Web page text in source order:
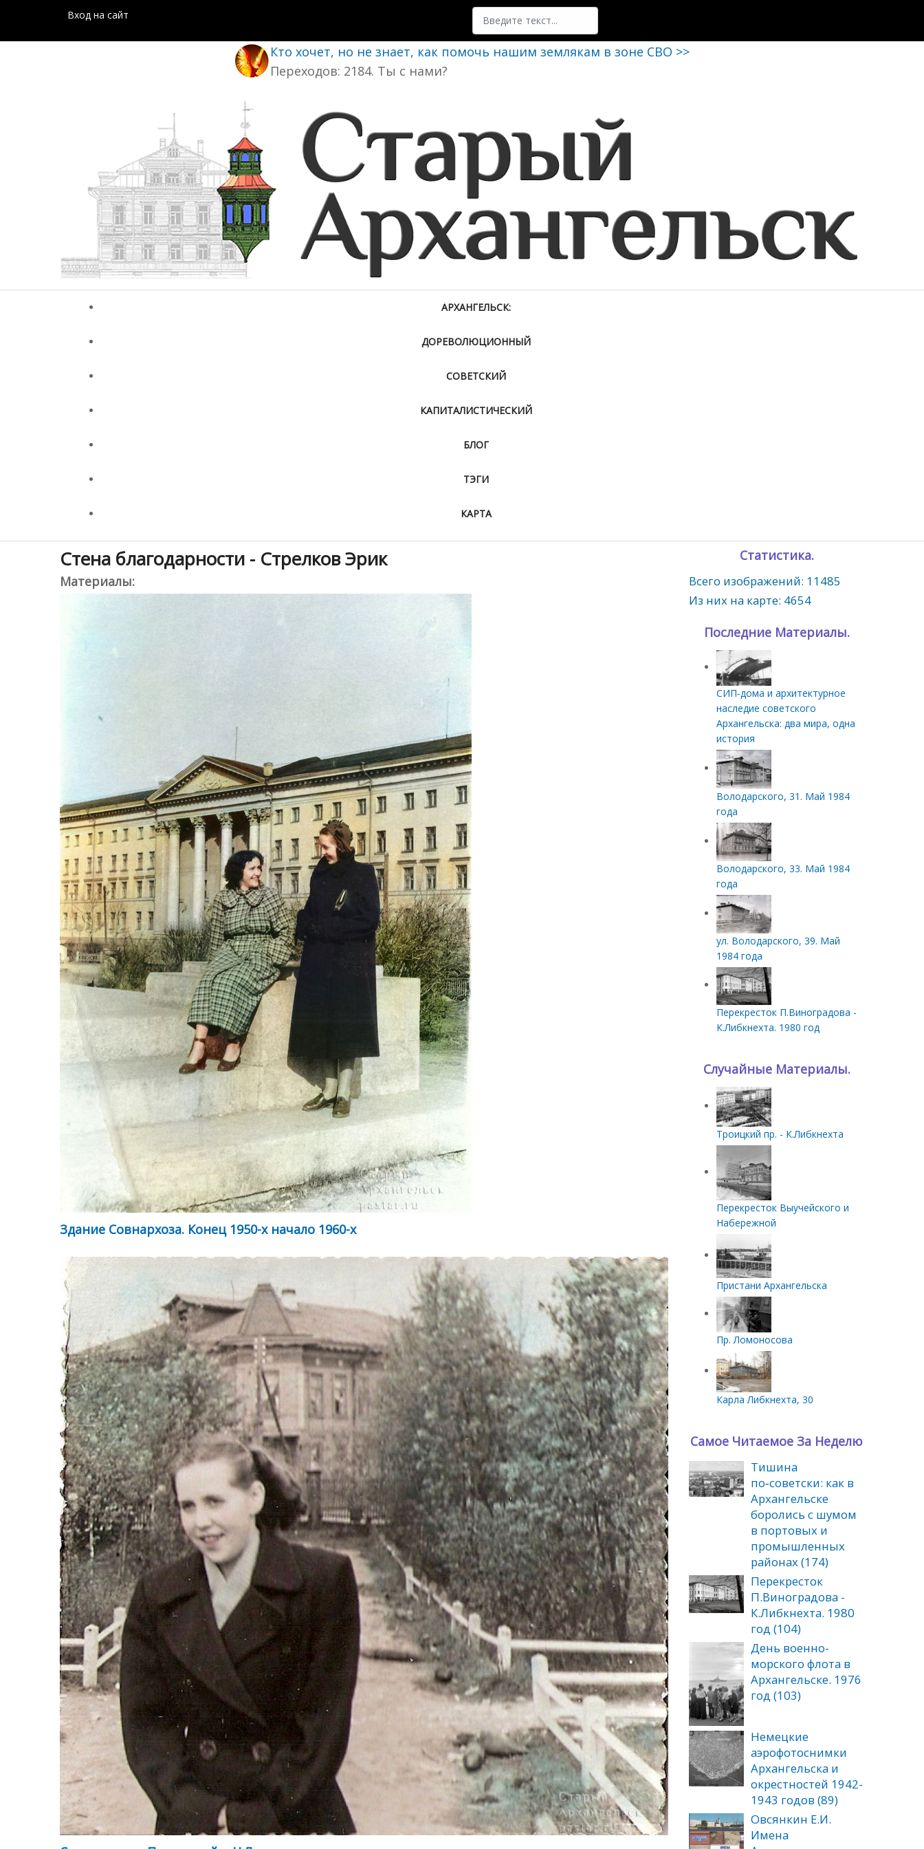
Вход на сайт Поиск
Кто хочет, но не знает, как помочь нашим землякам в зоне СВО >>
Переходов: 2184. Ты с нами?
АРХАНГЕЛЬСК:
ДОРЕВОЛЮЦИОННЫЙ
СОВЕТСКИЙ
КАПИТАЛИСТИЧЕСКИЙ
БЛОГ
ТЭГИ
КАРТА
Стена благодарности - Стрелков Эрик
Материалы:
Здание Совнархоза. Конец 1950-х начало 1960-х
Статистика.
Всего изображений: 11485
Из них на карте: 4654
Последние Материалы.
СИП‑дома и архитектурное
наследие советского
Архангельска: два мира, одна
история
Володарского, 31. Май 1984
года
Володарского, 33. Май 1984
года
ул. Володарского, 39. Май
1984 года
Перекресток П.Виноградова -
К.Либкнехта. 1980 год
Случайные Материалы.
Троицкий пр. - К.Либкнехта
Перекресток Выучейского и
Набережной
Пристани Архангельска
Пр. Ломоносова
Карла Либкнехта, 30
Самое Читаемое За Неделю
Тишина
по‑советски: как в
Архангельске
боролись с шумом
в портовых и
промышленных
районах (174)
Перекресток
П.Виноградова -
К.Либкнехта. 1980
год (104)
День военно-
морского флота в
Архангельске. 1976
год (103)
Немецкие
аэрофотоснимки
Архангельска и
окрестностей 1942-
1943 годов (89)
Овсянкин Е.И.
Имена